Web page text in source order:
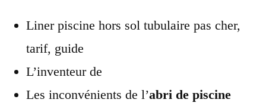
Liner piscine hors sol tubulaire pas cher,
tarif, guide
L’inventeur de
Les inconvénients de l’abri de piscine